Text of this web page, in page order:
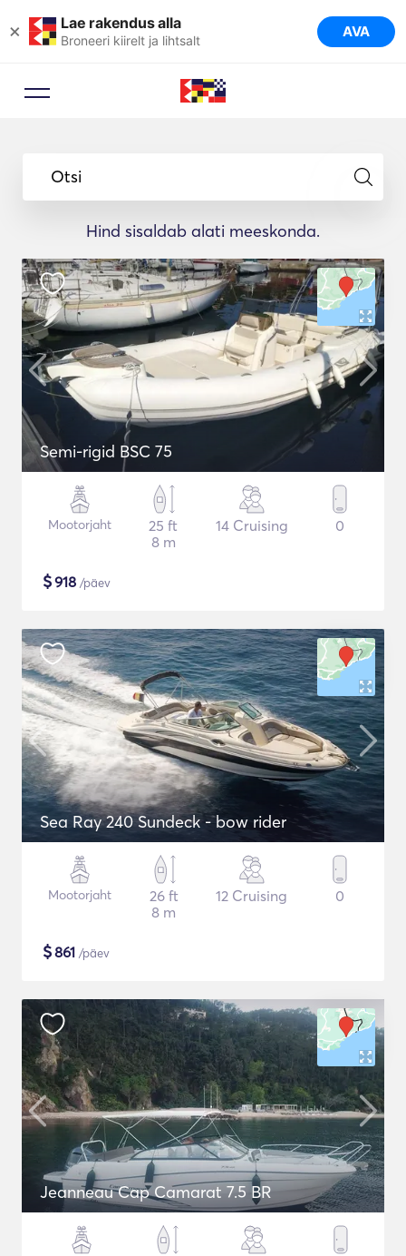
× Lae rakendus alla
Broneeri kiirelt ja lihtsalt AVA
Otsi
Hind sisaldab alati meeskonda.
Semi-rigid BSC 75
Mootorjaht
25 ft
8 m
14 Cruising 0
$918 /päev
Sea Ray 240 Sundeck - bow rider
Mootorjaht
26 ft
8 m
12 Cruising 0
$861 /päev
Jeanneau Cap Camarat 7.5 BR